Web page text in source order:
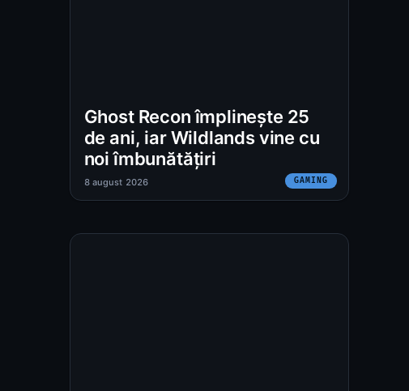
Ghost Recon împlinește 25
de ani, iar Wildlands vine cu
noi îmbunătățiri
GAMING
8 august 2026